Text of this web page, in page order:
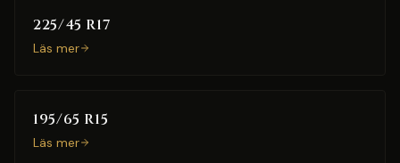
225/45 R17
Läs mer
195/65 R15
Läs mer